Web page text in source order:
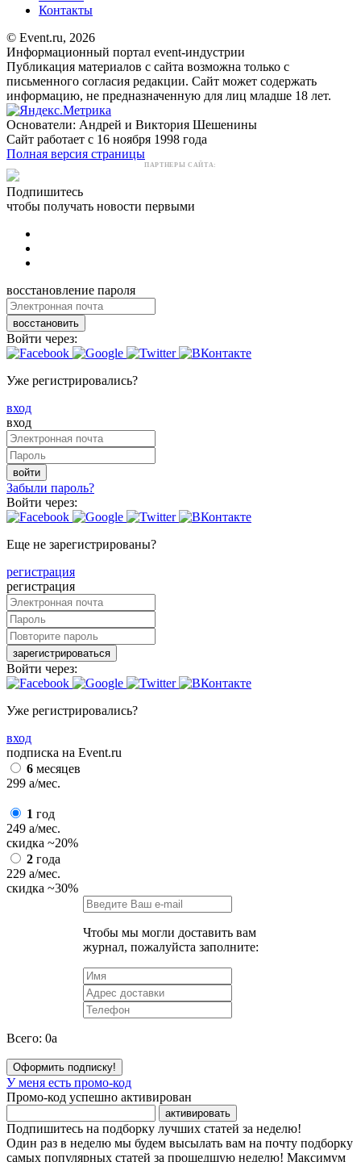
Контакты
© Event.ru, 2026
Информационный портал event-индустрии
Публикация материалов с сайта возможна только с
письменного согласия редакции. Сайт может содержать
информацию, не предназначенную для лиц младше 18 лет.
Основатели: Андрей и Виктория Шешенины
Сайт работает с 16 ноября 1998 года
Полная версия страницы
ПАРТНЕРЫ САЙТА:
Подпишитесь
чтобы получать новости первыми
восстановление пароля
восстановить
Войти через:
Уже регистрировались?
вход
вход
войти
Забыли пароль?
Войти через:
Еще не зарегистрированы?
регистрация
регистрация
зарегистрироваться
Войти через:
Уже регистрировались?
вход
подписка на Event.ru
6 месяцев
299 a/мес.
1 год
249 a/мес.
скидка ~20%
2 года
229 a/мес.
скидка ~30%
Чтобы мы могли доставить вам
журнал, пожалуйста заполните:
Всего: 0a
Оформить подписку!
У меня есть промо-код
Промо-код успешно активирован
активировать
Подпишитесь на подборку лучших статей за неделю!
Один раз в неделю мы будем высылать вам на почту подборку
самых популярных статей за прошедшую неделю! Максимум